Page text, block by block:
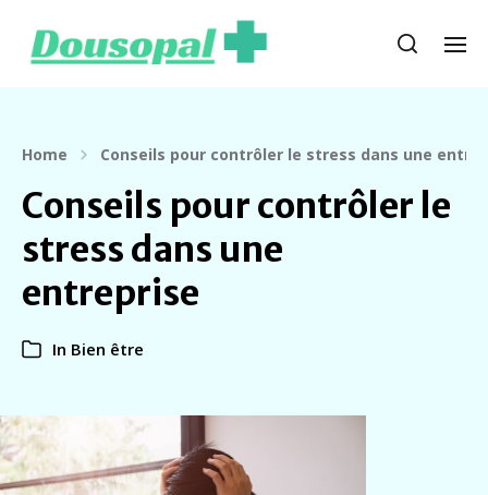
Home Conseils pour contrôler le stress dans une
Conseils pour contrôler le
stress dans une
entreprise
In Bien être